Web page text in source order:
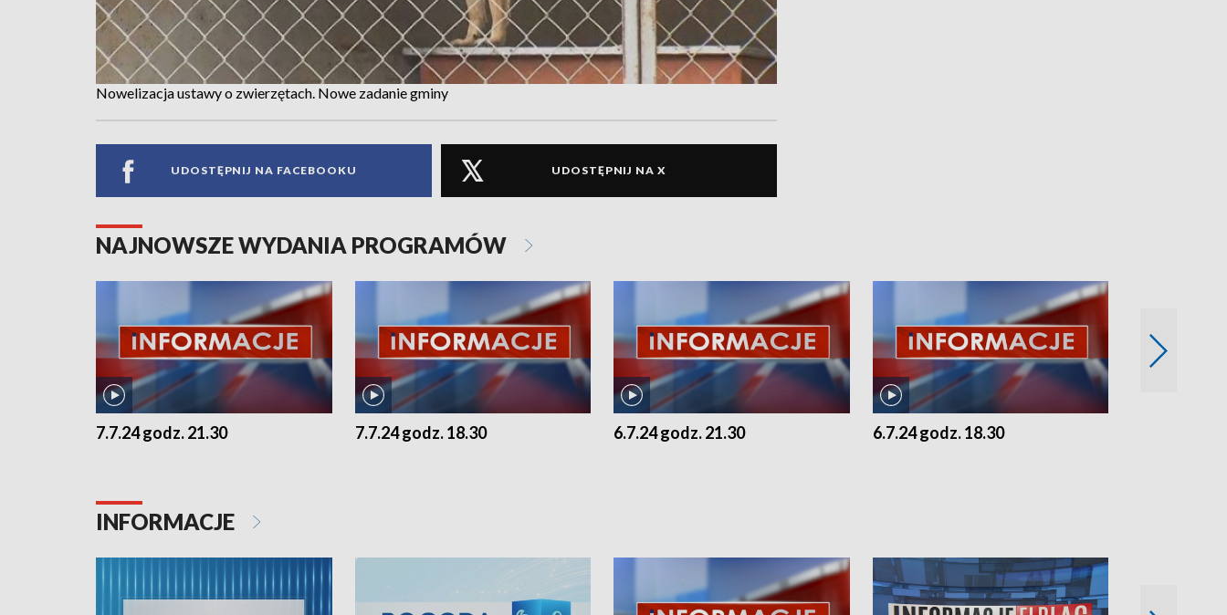
Nowelizacja ustawy o zwierzętach. Nowe zadanie gminy
UDOSTĘPNIJ NA FACEBOOKU UDOSTĘPNIJ NA X
NAJNOWSZE WYDANIA PROGRAMÓW
7.7.24 godz. 21.30 7.7.24 godz. 18.30 6.7.24 godz. 21.30 6.7.24 godz. 18.30
INFORMACJE